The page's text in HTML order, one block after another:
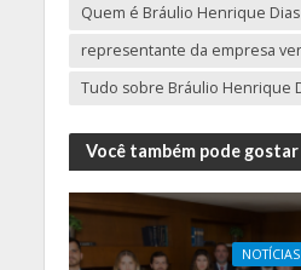
Quem é Bráulio Henrique Dias
representante da empresa
Tudo sobre Bráulio Henrique
Você também pode gostar
NOTÍCIAS